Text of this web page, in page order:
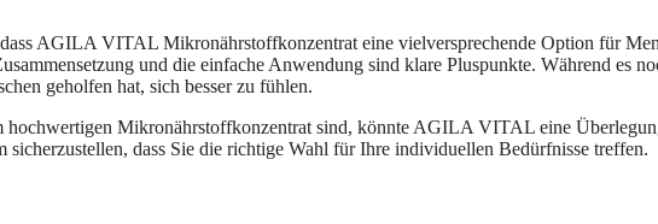
dass AGILA VITAL Mikronährstoffkonzentrat eine vielversprechende Option für
und die einfache Anwendung sind klare Pluspunkte. Während es
geholfen hat, sich besser zu fühlen.
hochwertigen Mikronährstoffkonzentrat sind, könnte AGILA VITAL eine
sicherzustellen, dass Sie die richtige Wahl für Ihre individuellen Bedürfnisse treffen.